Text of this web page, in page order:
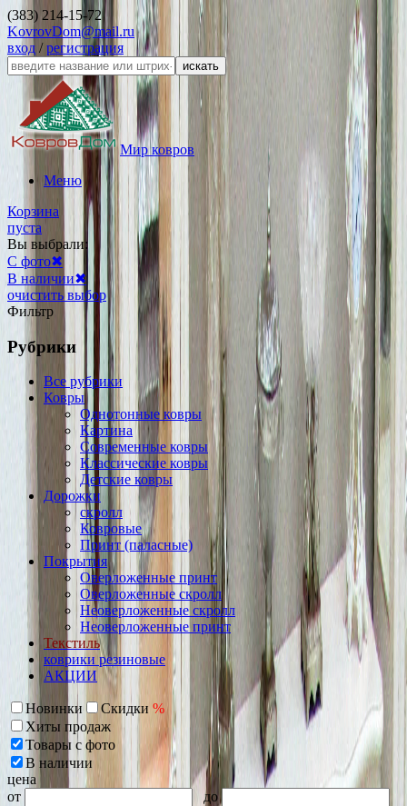
(383) 214-15-72
KovrovDom@mail.ru
вход /регистрация
искать
Мир ковров
Меню
Корзина
пуста
Вы выбрали:
С фото✖
В наличии✖
очистить выбор
Фильтр
Рубрики
Все рубрики
Ковры
Однотонные ковры
Картина
Современные ковры
Классические ковры
Детские ковры
Дорожки
скролл
Ковровые
Принт (паласные)
Покрытия
Оверложенные принт
Оверложенные скролл
Неоверложенные скролл
Неоверложенные принт
Текстиль
коврики резиновые
АКЦИИ
Новинки Скидки %
Хиты продаж
Товары с фото
В наличии
цена
от
до